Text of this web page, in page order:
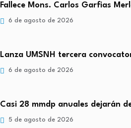
Fallece Mons. Carlos Garfias
6 de agosto de 2026
Lanza UMSNH tercera
6 de agosto de 2026
Casi 28 mmdp anuales dejarán
5 de agosto de 2026